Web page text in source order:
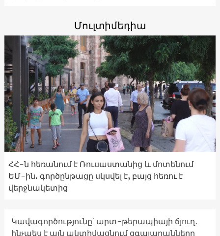
Մուլտիմեդիա
ՀՀ-ն հեռանում է Ռուսաստանից և մոտենում
ԵՄ-ին. գործընթացը սկսվել է, բայց հեռու է
վերջնակետից
Կավագործությունը՝ արտ-թերապիայի ճյուղ․
ինչպես է այն ակտիվացնում զգայարանները